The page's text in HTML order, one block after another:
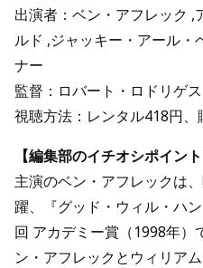
出演者：ベン・アフレック ,
ルド ,ジャッキー・アール・
ナー
監督：ロバート・ロドリゲス
視聴方法：レンタル418円、
【編集部のイチオシポイント
主演のベン・アフレックは
躍、『グッド・ウィル・ハ
回 アカデミー賞（1998年）
ン・アフレックとウィリア